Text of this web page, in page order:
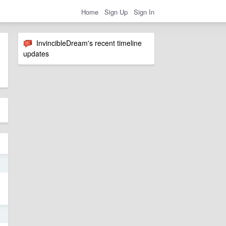
Home Sign Up Sign In
InvincibleDream's recent timeline
updates